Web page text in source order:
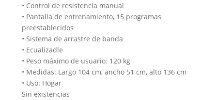
• Control de resistencia manual
• Pantalla de entrenamiento, 15 programas
preestablecidos
• Sistema de arrastre de banda
• Ecualizadle
• Peso máximo de usuario: 120 kg
• Medidas: Largo 104 cm, ancho 51 cm, alto 136 cm
• Uso: Hogar
Sin existencias